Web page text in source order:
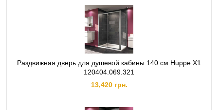
Раздвижная дверь для душевой кабины 140 см Huppe X1
120404.069.321
13,420 грн.